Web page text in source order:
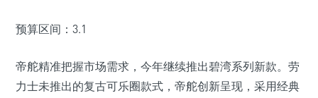
预算区间：3.1
帝舵精准把握市场需求，今年继续推出碧湾系列新款。劳
力士未推出的复古可乐圈款式，帝舵创新呈现，采用经典